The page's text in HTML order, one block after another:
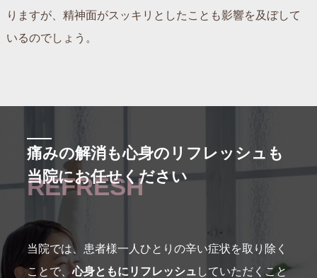
りますが、精神面がスッキリとしたことも影響を及ぼして
いるのでしょう。
REFRESH
痛みの解消も心身のリフレッシュも
当院にお任せください
当院では、患者様一人ひとりの辛い症状を取り除く
ことで、心身ともにリフレッシュ していただくこと